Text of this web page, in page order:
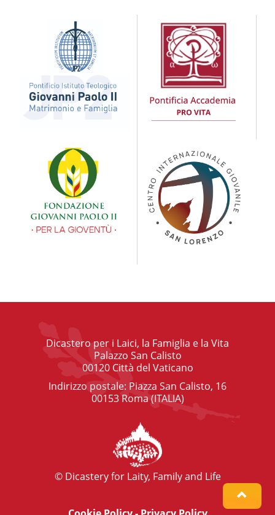
Dicastero per i Laici, la Famiglia e la Vita
Palazzo San Calisto
00120 Città del Vaticano
Indirizzo postale: Piazza San Calisto, 16
00153 Roma (ITALIA)
© Dicastery for Laity, Family and Life